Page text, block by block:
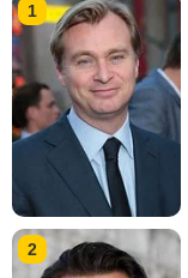
1
2